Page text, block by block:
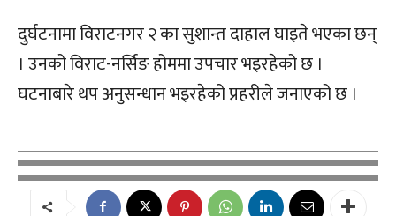
दुर्घटनामा विराटनगर २ का सुशान्त दाहाल घाइते भएका छन्
। उनको विराट-नर्सिङ होममा उपचार भइरहेको छ ।
घटनाबारे थप अनुसन्धान भइरहेको प्रहरीले जनाएको छ ।